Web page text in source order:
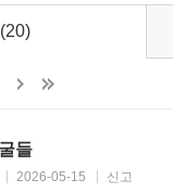
. 어떤 이들에 따르
의적인지를 보여준다
조차 전혀 없는 존재
서든 지적장애 집단
로 불필요할 뿐만 아
지는 것은 정신박
약 범주의 위험한 특
질을 규정하는 상
정의될 수 있는 자의
(20)
들
2026-05-15 신고